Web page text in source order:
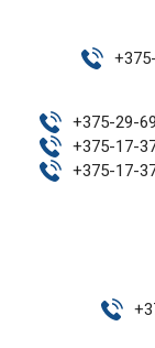
+
+375-29-
+375-17-
+375-17-
+